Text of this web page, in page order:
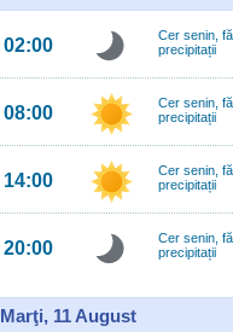
02:00
Cer senin,
precipitații
08:00
Cer senin,
precipitații
14:00
Cer senin,
precipitații
20:00
Cer senin,
precipitații
Marţi, 11 August